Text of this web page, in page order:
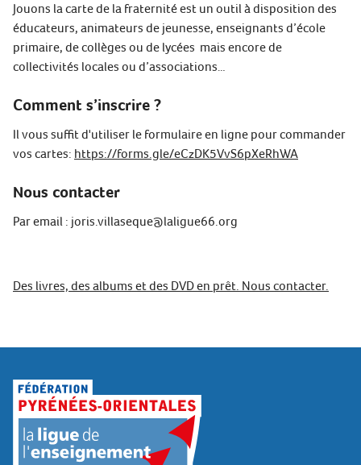
Jouons la carte de la fraternité est un outil à disposition des
éducateurs, animateurs de jeunesse, enseignants d’école
primaire, de collèges ou de lycées mais encore de
collectivités locales ou d’associations…
Comment s’inscrire ?
Il vous suffit d'utiliser le formulaire en ligne pour commander
vos cartes: https://forms.gle/eCzDK5VvS6pXeRhWA
Nous contacter
Par email : joris.villaseque@laligue66.org
Des livres, des albums et des DVD en prêt. Nous contacter.